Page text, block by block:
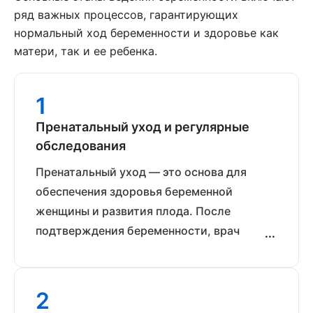
2
ряд важных процессов, гарантирующих
нормальный ход беременности и здоровье как
матери, так и ее ребенка.
1
Пренатальный уход и регулярные
обследования
Пренатальный уход — это основа для
обеспечения здоровья беременной
женщины и развития плода. После
подтверждения беременности, врач
включает регулярные консультации и
обследования.